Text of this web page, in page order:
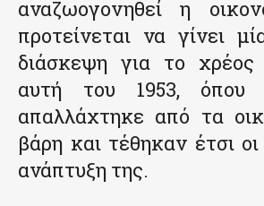
αναζωογονηθεί η
προτείνεται να γίνει
διάσκεψη για το
αυτή του 1953, όπου
απαλλάχτηκε από τα
βάρη και τέθηκαν έτσι
ανάπτυξη της.